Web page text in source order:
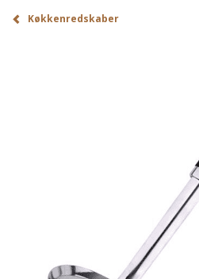
Køkkenredskaber